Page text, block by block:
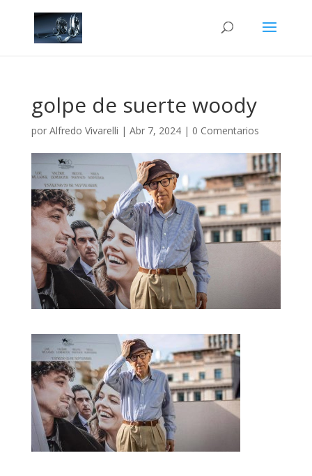
golpe de suerte woody
por Alfredo Vivarelli | Abr 7, 2024| 0 Comentarios